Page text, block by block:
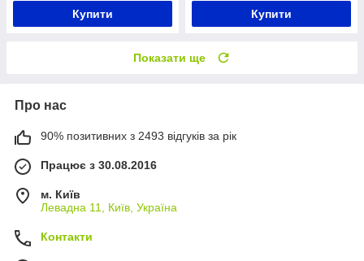
Купити Купити
Показати ще
Про нас
90% позитивних з 2493 відгуків за рік
Працює з 30.08.2016
м. Київ
Левадна 11, Київ, Україна
Контакти